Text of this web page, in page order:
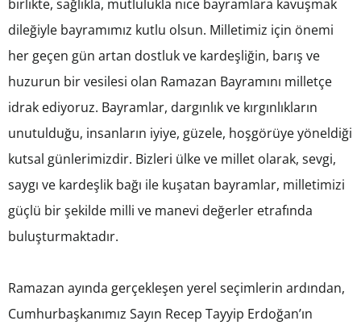
birlikte, sağlıkla, mutlulukla nice bayramlara kavuşmak
dileğiyle bayramımız kutlu olsun. Milletimiz için önemi
her geçen gün artan dostluk ve kardeşliğin, barış ve
huzurun bir vesilesi olan Ramazan Bayramını milletçe
idrak ediyoruz. Bayramlar, dargınlık ve kırgınlıkların
unutulduğu, insanların iyiye, güzele, hoşgörüye yöneldiği
kutsal günlerimizdir. Bizleri ülke ve millet olarak, sevgi,
saygı ve kardeşlik bağı ile kuşatan bayramlar, milletimizi
güçlü bir şekilde milli ve manevi değerler etrafında
buluşturmaktadır.
Ramazan ayında gerçekleşen yerel seçimlerin ardından,
Cumhurbaşkanımız Sayın Recep Tayyip Erdoğan’ın